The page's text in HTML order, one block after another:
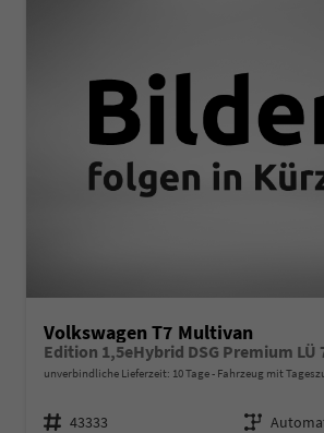
Volkswagen T7 Multivan
Edition 1,5eHybrid DSG Premium LÜ
unverbindliche Lieferzeit: 10 Tage Fahrzeug mit
Fahrzeugnr. 43333 Getriebe